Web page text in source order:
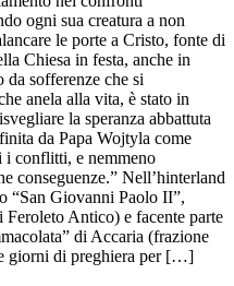
ogni sua creatura a non
le porte a Cristo, fonte di
Chiesa in festa, anche in
da sofferenze che si
anela alla vita, è stato in
la speranza abbattuta
da Papa Wojtyla come
i conflitti, e nemmeno
conseguenze.” Nell’hinterland
“San Giovanni Paolo II”,
Antico) e facente parte
di Accaria (frazione
giorni di preghiera per […]